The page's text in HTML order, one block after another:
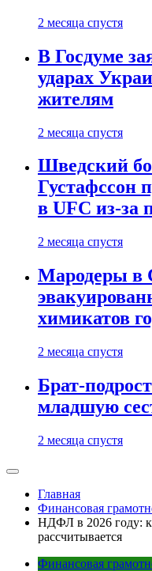
2 месяца спустя
В Госдуме
ударах
жителям
2 месяца спустя
Шведский
Густафссон
в UFC из-за
2 месяца спустя
Мародеры в
химикатов
2 месяца спустя
Брат-
младшую
2 месяца спустя
Главная
Финансовая
НДФЛ в 2026 году:
рассчитывается
Финансовая